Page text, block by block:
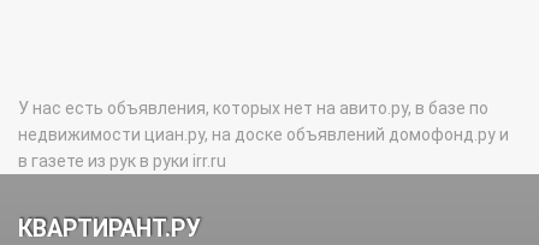
У нас есть объявления, которых нет на авито.ру, в базе по
недвижимости циан.ру, на доске объявлений домофонд.ру и
в газете из рук в руки irr.ru
КВАРТИРАНТ.РУ